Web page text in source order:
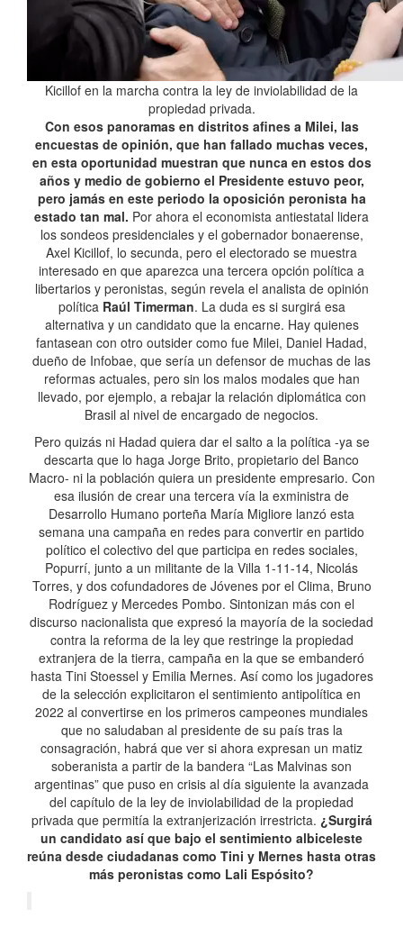
Kicillof en la marcha contra la ley de inviolabilidad de la
propiedad privada.
Con esos panoramas en distritos afines a Milei, las
encuestas de opinión, que han fallado muchas veces,
en esta oportunidad muestran que nunca en estos dos
años y medio de gobierno el Presidente estuvo peor,
pero jamás en este periodo la oposición peronista ha
estado tan mal. Por ahora el economista antiestatal lidera
los sondeos presidenciales y el gobernador bonaerense,
Axel Kicillof, lo secunda, pero el electorado se muestra
interesado en que aparezca una tercera opción política a
libertarios y peronistas, según revela el analista de opinión
políticaRaúl Timerman. La duda es si surgirá esa
alternativa y un candidato que la encarne. Hay quienes
fantasean con otro outsider como fue Milei, Daniel Hadad,
dueño de Infobae, que sería un defensor de muchas de las
reformas actuales, pero sin los malos modales que han
llevado, por ejemplo, a rebajar la relación diplomática con
Brasil al nivel de encargado de negocios.
Pero quizás ni Hadad quiera dar el salto a la política -ya se
descarta que lo haga Jorge Brito, propietario del Banco
Macro- ni la población quiera un presidente empresario. Con
esa ilusión de crear una tercera vía la exministra de
Desarrollo Humano porteña María Migliore lanzó esta
semana una campaña en redes para convertir en partido
político el colectivo del que participa en redes sociales,
Popurrí, junto a un militante de la Villa 1-11-14, Nicolás
Torres, y dos cofundadores de Jóvenes por el Clima, Bruno
Rodríguez y Mercedes Pombo. Sintonizan más con el
discurso nacionalista que expresó la mayoría de la sociedad
contra la reforma de la ley que restringe la propiedad
extranjera de la tierra, campaña en la que se embanderó
hasta Tini Stoessel y Emilia Mernes. Así como los jugadores
de la selección explicitaron el sentimiento antipolítica en
2022 al convertirse en los primeros campeones mundiales
que no saludaban al presidente de su país tras la
consagración, habrá que ver si ahora expresan un matiz
soberanista a partir de la bandera “Las Malvinas son
argentinas” que puso en crisis al día siguiente la avanzada
del capítulo de la ley de inviolabilidad de la propiedad
privada que permitía la extranjerización irrestricta. ¿Surgirá
un candidato así que bajo el sentimiento albiceleste
reúna desde ciudadanas como Tini y Mernes hasta otras
más peronistas como Lali Espósito?